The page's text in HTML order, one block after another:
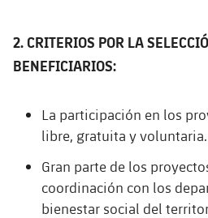
2. CRITERIOS POR LA
BENEFICIARIOS:
La participación en los
libre, gratuita y voluntaria.
Gran parte de los
coordinación con los
bienestar social del